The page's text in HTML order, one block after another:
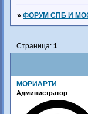
»ФОРУМ СПБ И
Страница:1
МОРИАРТИ
Администратор